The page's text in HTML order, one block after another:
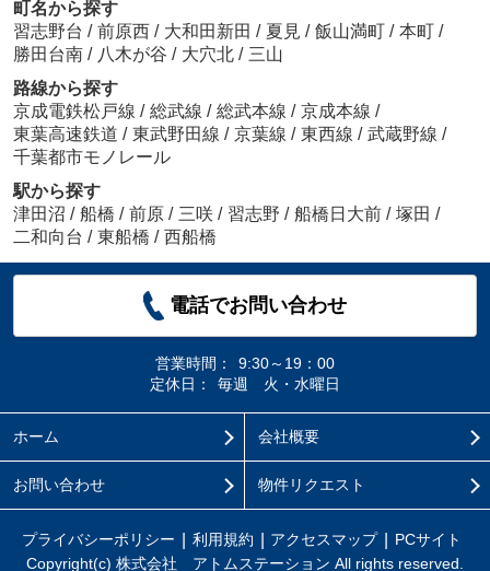
町名から探す
習志野台 / 前原西 / 大和田新田 / 夏見 / 飯山満町 / 本町 /
勝田台南 / 八木が谷 / 大穴北 / 三山
路線から探す
京成電鉄松戸線 / 総武線 / 総武本線 / 京成本線 /
東葉高速鉄道 / 東武野田線 / 京葉線 / 東西線 / 武蔵野線 /
千葉都市モノレール
駅から探す
津田沼 / 船橋 / 前原 / 三咲 / 習志野 / 船橋日大前 / 塚田 /
二和向台 / 東船橋 / 西船橋
電話でお問い合わせ
営業時間：
9:30～19：00
定休日：
毎週 火・水曜日
ホーム 会社概要
お問い合わせ 物件リクエスト
プライバシーポリシー 利用規約 アクセスマップ
PCサイト
Copyright(c) 株式会社 アトムステーション All rights reserved.